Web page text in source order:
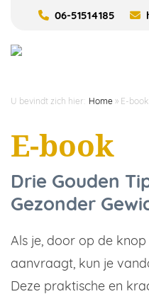
06-51514185
U bevindt zich hier: Home » E-book
E-book
Drie Gouden
Gezonder
Als je, door op de
aanvraagt, kun je
Deze praktische en